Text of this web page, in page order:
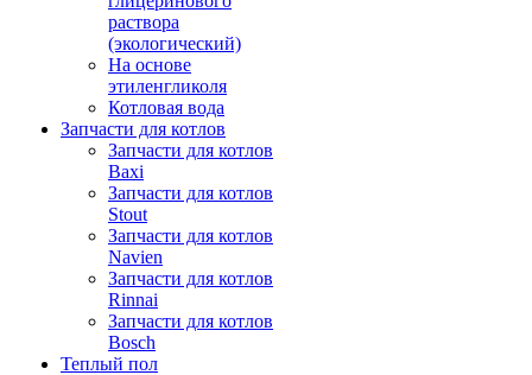
раствора
(экологический)
На основе
этиленгликоля
Котловая вода
Запчасти для котлов
Запчасти для котлов
Baxi
Запчасти для котлов
Stout
Запчасти для котлов
Navien
Запчасти для котлов
Rinnai
Запчасти для котлов
Bosch
Теплый пол